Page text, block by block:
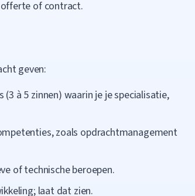
of contract.
geven:
à 5 zinnen) waarin je je specialisatie,
zoals opdrachtmanagement
of technische beroepen.
laat dat zien.